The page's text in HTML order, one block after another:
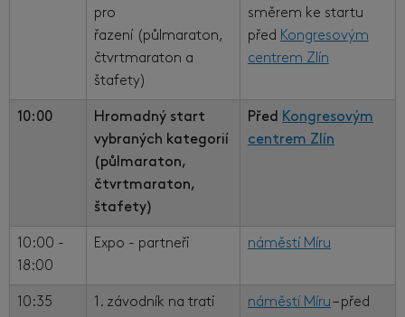
pro
řazení (půlmaraton,
čtvrtmaraton a
štafety)
směrem ke startu
před Kongresovým
centrem Zlín
10:00
Hromadný start
vybraných kategorií
(půlmaraton,
čtvrtmaraton,
štafety)
Před Kongresovým
centrem Zlín
10:00 -
18:00
Expo - partneři náměstí Míru
10:35
1. závodník na trati
náměstí Míru– před